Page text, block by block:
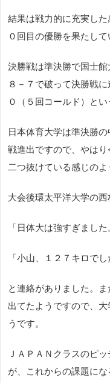
結果は戦力的に充実し
０回目の優勝を果たして
決勝戦は準決勝で国士
８－７で破って決勝戦
０（５回コールド）とい
日本体育大学は準決勝
戦進出ですので、やはり
二つ抜けている感じのよ
大会後環太平洋大学の西
「日体大は強すぎました
「小山、１２７キロでし
と連絡がありました。
出てたようですので、
うです。
ＪＡＰＡＮクラスのピ
が、これからの課題に